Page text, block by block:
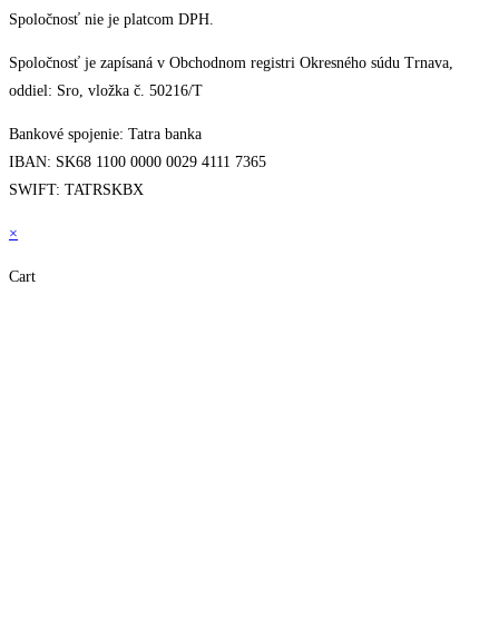
Spoločnosť nie je platcom DPH.
Spoločnosť je zapísaná v Obchodnom registri Okresného súdu Trnava,
oddiel: Sro, vložka č. 50216/T
Bankové spojenie: Tatra banka
IBAN: SK68 1100 0000 0029 4111 7365
SWIFT: TATRSKBX
×
Cart